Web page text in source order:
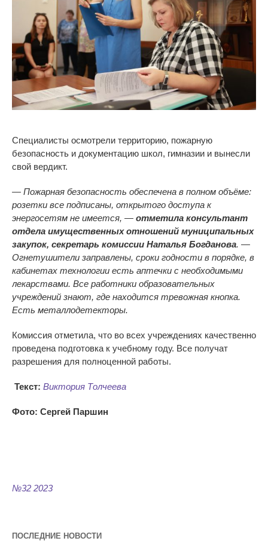
Специалисты осмотрели территорию, пожарную
безопасность и документацию школ, гимназии и вынесли
свой вердикт.
— Пожарная безопасность обеспечена в полном объёме:
розетки все подписаны, открытого доступа к
энергосетям не имеется, — отметила консультант
отдела имущественных отношений муниципальных
закупок, секретарь комиссии Наталья Богданова. —
Огнетушители заправлены, сроки годности в порядке, в
кабинетах технологии есть аптечки с необходимыми
лекарствами. Все работники образовательных
учреждений знают, где находится тревожная кнопка.
Есть металлодетекторы.
Комиссия отметила, что во всех учреждениях качественно
проведена подготовка к учебному году. Все получат
разрешения для полноценной работы.
Текст: Виктория Толчеева
Фото: Сергей Паршин
№32 2023
ПОСЛЕДНИЕ НОВОСТИ